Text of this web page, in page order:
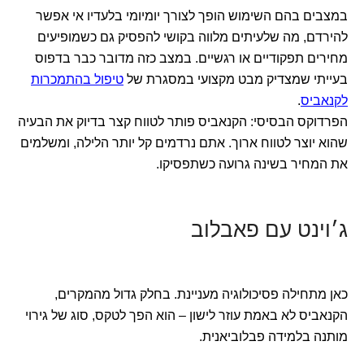
במצבים בהם השימוש הופך לצורך יומיומי בלעדיו אי אפשר
להירדם, מה שלעיתים מלווה בקושי להפסיק גם כשמופיעים
מחירים תפקודיים או רגשיים. במצב כזה מדובר כבר בדפוס
בעייתי שמצדיק מבט מקצועי במסגרת של טיפול בהתמכרות
לקנאביס.
הפרדוקס הבסיסי: הקנאביס פותר לטווח קצר בדיוק את הבעיה
שהוא יוצר לטווח ארוך. אתם נרדמים קל יותר הלילה, ומשלמים
את המחיר בשינה גרועה כשתפסיקו.
ג׳וינט עם פאבלוב
כאן מתחילה פסיכולוגיה מעניינת. בחלק גדול מהמקרים,
הקנאביס לא באמת עוזר לישון – הוא הפך לטקס, סוג של גירוי
מותנה בלמידה פבלוביאנית.